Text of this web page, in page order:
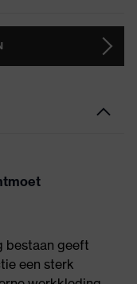
bestaan geeft
een sterk